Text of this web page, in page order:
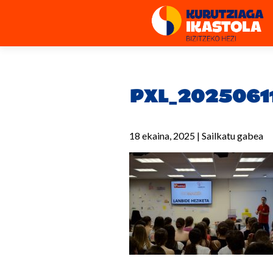
18 ekaina, 2025 | Sailkatu gabea